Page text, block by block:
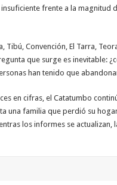
frente a la magnitud
Tibú, Convención, El Tarra,
que surge es inevitable:
han tenido que
en cifras, el Catatumbo
una familia que perdió su
los informes se actualizan,